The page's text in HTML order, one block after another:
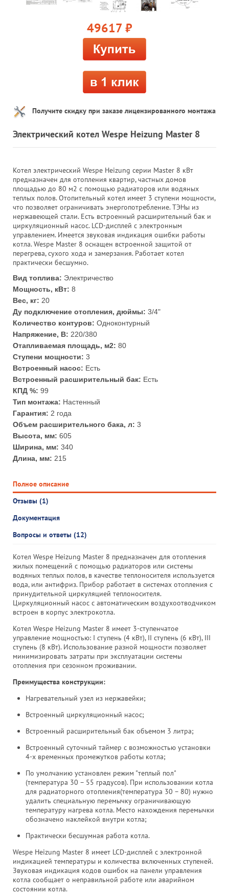
49617 руб.
Получите скидку при заказе лицензированного монтажа
Электрический котел Wespe Heizung Master 8
Котел электрический Wespe Heizung серии Master 8 кВт
предназначен для отопления квартир, частных домов
площадью до 80 м2 с помощью радиаторов или водяных
теплых полов. Отопительный котел имеет 3 ступени мощности,
что позволяет ограничивать энергопотребление. ТЭНы из
нержавеющей стали. Есть встроенный расширительный бак и
циркуляционный насос. LCD-дисплей с электронным
управлением. Имеется звуковая индикация ошибки работы
котла. Wespe Master 8 оснащен встроенной защитой от
перегрева, сухого хода и замерзания. Работает котел
практически бесшумно.
Вид топлива: Электричество
Мощность, кВт: 8
Вес, кг: 20
Ду подключение отопления, дюймы: 3/4"
Количество контуров: Одноконтурный
Напряжение, В: 220/380
Отапливаемая площадь, м2: 80
Ступени мощности: 3
Встроенный насос: Есть
Встроенный расширительный бак: Есть
КПД %: 99
Тип монтажа: Настенный
Гарантия: 2 года
Объем расширительного бака, л: 3
Высота, мм: 605
Ширина, мм: 340
Длина, мм: 215
Полное описание
Отзывы (1)
Документация
Вопросы и ответы (12)
Котел Wespe Heizung Master 8 предназначен для отопления
жилых помещений с помощью радиаторов или системы
водяных теплых полов, в качестве теплоносителя используется
вода, или антифриз. Прибор работает в системах отопления с
принудительной циркуляцией теплоносителя.
Циркуляционный насос с автоматическим воздухоотводчиком
встроен в корпус электрокотла.
Котел Wespe Heizung Master 8 имеет 3-ступенчатое
управление мощностью: I ступень (4 кВт), II ступень (6 кВт), III
ступень (8 кВт). Использование разной мощности позволяет
минимизировать затраты при эксплуатации системы
отопления при сезонном проживании.
Преимущества конструкции:
Нагревательный узел из нержавейки;
Встроенный циркуляционный насос;
Встроенный расширительный бак объемом 3 литра;
Встроенный суточный таймер с возможностью установки
4-х временных промежутков работы котла;
По умолчанию установлен режим "теплый пол"
(температура 30 – 55 градусов). При использовании котла
для радиаторного отопления(температура 30 – 80) нужно
удалить специальную перемычку ограничивающую
температуру нагрева котла. Место нахождения перемычки
обозначено наклейкой внутри котла;
Практически бесшумная работа котла.
Wespe Heizung Master 8 имеет LCD-дисплей с электронной
индикацией температуры и количества включенных ступеней.
Звуковая индикация кодов ошибок на панели управления
котла сообщает о неправильной работе или аварийном
состоянии котла.